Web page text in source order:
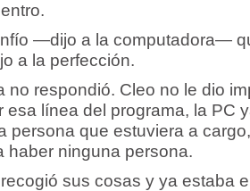
—dijo a la computadora—
a la perfección.
no respondió. Cleo no le dio
esa línea del programa, la PC
persona que estuviera a
haber ninguna persona.
sus cosas y ya estaba